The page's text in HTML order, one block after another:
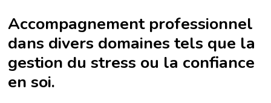
Accompagnement professionnel
dans divers domaines tels que la
gestion du stress ou la confiance
en soi.